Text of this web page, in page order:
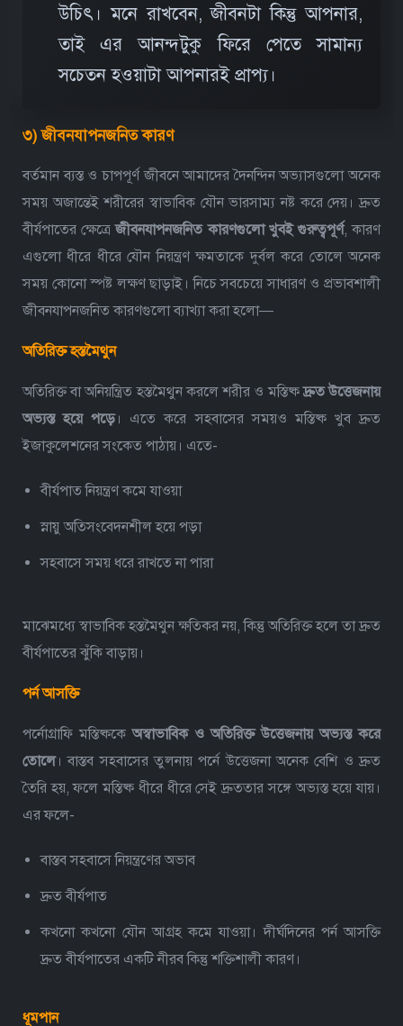
উচিৎ। মনে রাখবেন, জীবনটা কিন্তু আপনার,
তাই এর আনন্দটুকু ফিরে পেতে সামান্য
সচেতন হওয়াটা আপনারই প্রাপ্য।
৩) জীবনযাপনজনিত কারণ
বর্তমান ব্যস্ত ও চাপপূর্ণ জীবনে আমাদের দৈনন্দিন অভ্যাসগুলো অনেক
সময় অজান্তেই শরীরের স্বাভাবিক যৌন ভারসাম্য নষ্ট করে দেয়। দ্রুত
বীর্যপাতের ক্ষেত্রেজীবনযাপনজনিত কারণগুলো খুবই গুরুত্বপূর্ণ, কারণ
এগুলো ধীরে ধীরে যৌন নিয়ন্ত্রণ ক্ষমতাকে দুর্বল করে তোলে অনেক
সময় কোনো স্পষ্ট লক্ষণ ছাড়াই।নিচে সবচেয়ে সাধারণ ও প্রভাবশালী
জীবনযাপনজনিত কারণগুলো ব্যাখ্যা করা হলো—
অতিরিক্ত হস্তমৈথুন
অতিরিক্ত বা অনিয়ন্ত্রিত হস্তমৈথুন করলে শরীর ও মস্তিষ্কদ্রুত উত্তেজনায়
অভ্যস্ত হয়ে পড়ে। এতে করে সহবাসের সময়ও মস্তিষ্ক খুব দ্রুত
ইজাকুলেশনের সংকেত পাঠায়। এতে-
বীর্যপাত নিয়ন্ত্রণ কমে যাওয়া
স্নায়ু অতিসংবেদনশীল হয়ে পড়া
সহবাসে সময় ধরে রাখতে না পারা
মাঝেমধ্যে স্বাভাবিক হস্তমৈথুন ক্ষতিকর নয়, কিন্তু অতিরিক্ত হলে তা দ্রুত
বীর্যপাতের ঝুঁকি বাড়ায়।
পর্ন আসক্তি
পর্নোগ্রাফি মস্তিষ্ককেঅস্বাভাবিক ও অতিরিক্ত উত্তেজনায় অভ্যস্ত করে
তোলে। বাস্তব সহবাসের তুলনায় পর্নে উত্তেজনা অনেক বেশি ও দ্রুত
তৈরি হয়, ফলে মস্তিষ্ক ধীরে ধীরে সেই দ্রুততার সঙ্গে অভ্যস্ত হয়ে যায়।
এর ফলে-
বাস্তব সহবাসে নিয়ন্ত্রণের অভাব
দ্রুত বীর্যপাত
কখনো কখনো যৌন আগ্রহ কমে যাওয়া।দীর্ঘদিনের পর্ন আসক্তি
দ্রুত বীর্যপাতের একটি নীরব কিন্তু শক্তিশালী কারণ।
ধূমপান